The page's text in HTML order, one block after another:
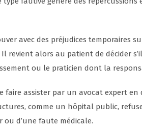
avec des préjudices temporaires
revient alors au patient de décider
ou le praticien dont la
faire assister par un avocat expert
comme un hôpital public,
ou d’une faute médicale.